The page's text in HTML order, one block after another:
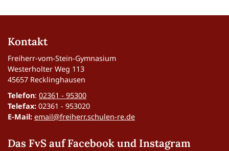
Kontakt
Freiherr-vom-Stein-Gymnasium
Westerholter Weg 113
45657 Recklinghausen
Telefon: 02361 - 95300
Telefax: 02361 - 953020
E-Mail: email@freiherr.schulen-re.de
Das FvS auf Facebook und Instagram